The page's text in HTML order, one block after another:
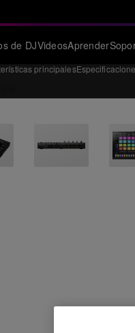
de DJVideosAprender
principales